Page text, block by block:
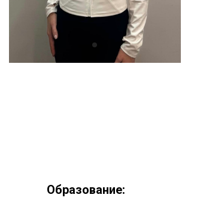
Образование: